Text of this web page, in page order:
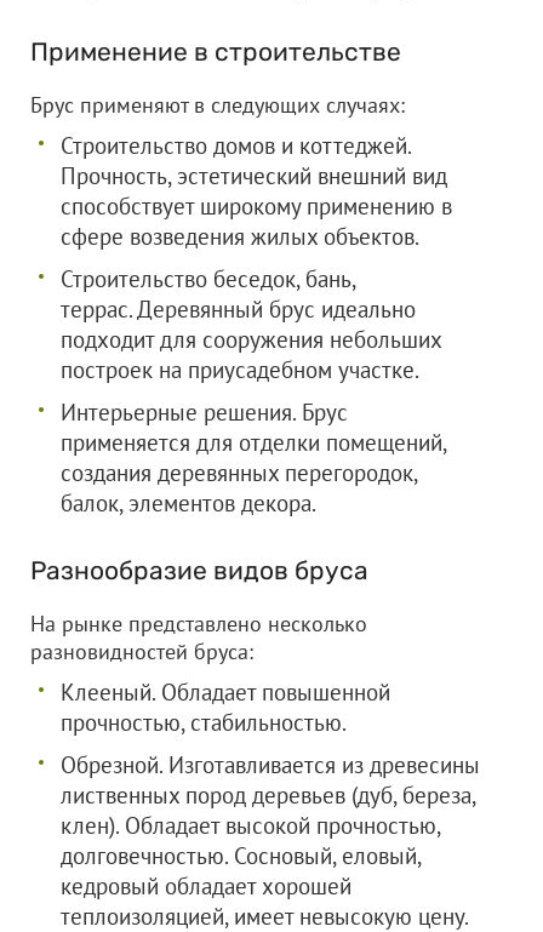
Применение в строительстве
Брус применяют в следующих случаях:
Строительство домов и коттеджей.
Прочность, эстетический внешний вид
способствует широкому применению в
сфере возведения жилых объектов.
Строительство беседок, бань,
террас. Деревянный брус идеально
подходит для сооружения небольших
построек на приусадебном участке.
Интерьерные решения. Брус
применяется для отделки помещений,
создания деревянных перегородок,
балок, элементов декора.
Разнообразие видов бруса
На рынке представлено несколько
разновидностей бруса:
Клееный. Обладает повышенной
прочностью, стабильностью.
Обрезной. Изготавливается из древесины
лиственных пород деревьев (дуб, береза,
клен). Обладает высокой прочностью,
долговечностью. Сосновый, еловый,
кедровый обладает хорошей
теплоизоляцией, имеет невысокую цену.